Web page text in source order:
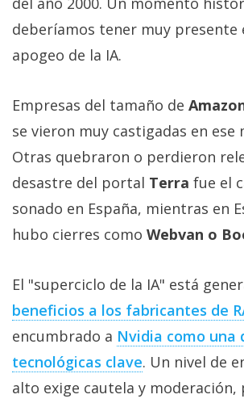
deberíamos tener muy presente
apogeo de la IA.
Empresas del tamaño de
se vieron muy castigadas en ese
Otras quebraron o perdieron
desastre del portal Terra fue el
sonado en España, mientras en
hubo cierres como Webvan o
El "superciclo de la IA" está
beneficios a los fabricantes de
encumbrado a Nvidia como una
tecnológicas clave‎. Un nivel de
alto exige cautela y